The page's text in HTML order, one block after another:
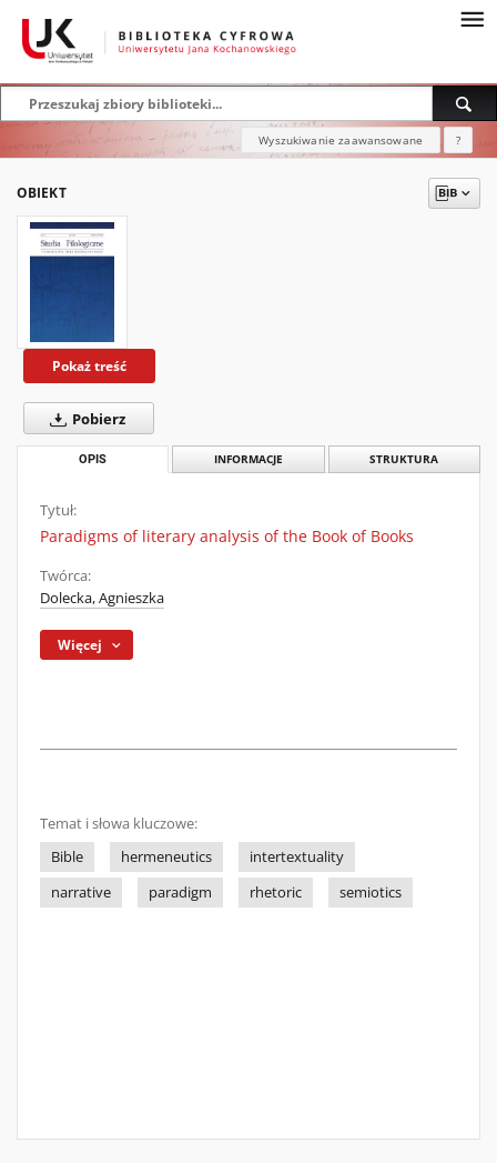
Wyszukiwanie zaawansowane ?
OBIEKT
Pokaż treść
Pobierz
OPIS INFORMACJE STRUKTURA
Tytuł:
Paradigms of literary analysis of the Book of Books
Twórca:
Dolecka, Agnieszka
Więcej
Temat i słowa kluczowe:
Bible
hermeneutics
intertextuality
narrative
paradigm rhetoric semiotics